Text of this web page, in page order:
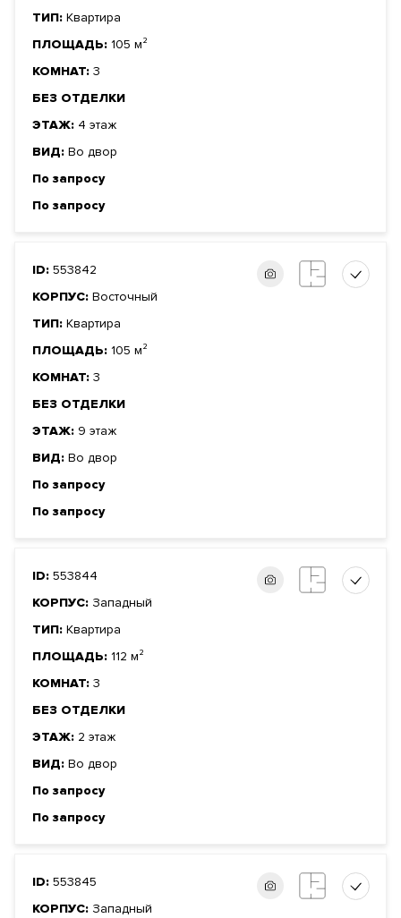
ТИП: Квартира
ПЛОЩАДЬ: 105 м²
КОМНАТ: 3
БЕЗ ОТДЕЛКИ
ЭТАЖ: 4 этаж
ВИД: Во двор
По запросу
По запросу
ID: 553842
КОРПУС: Восточный
ТИП: Квартира
ПЛОЩАДЬ: 105 м²
КОМНАТ: 3
БЕЗ ОТДЕЛКИ
ЭТАЖ: 9 этаж
ВИД: Во двор
По запросу
По запросу
ID: 553844
КОРПУС: Западный
ТИП: Квартира
ПЛОЩАДЬ: 112 м²
КОМНАТ: 3
БЕЗ ОТДЕЛКИ
ЭТАЖ: 2 этаж
ВИД: Во двор
По запросу
По запросу
ID: 553845
КОРПУС: Западный